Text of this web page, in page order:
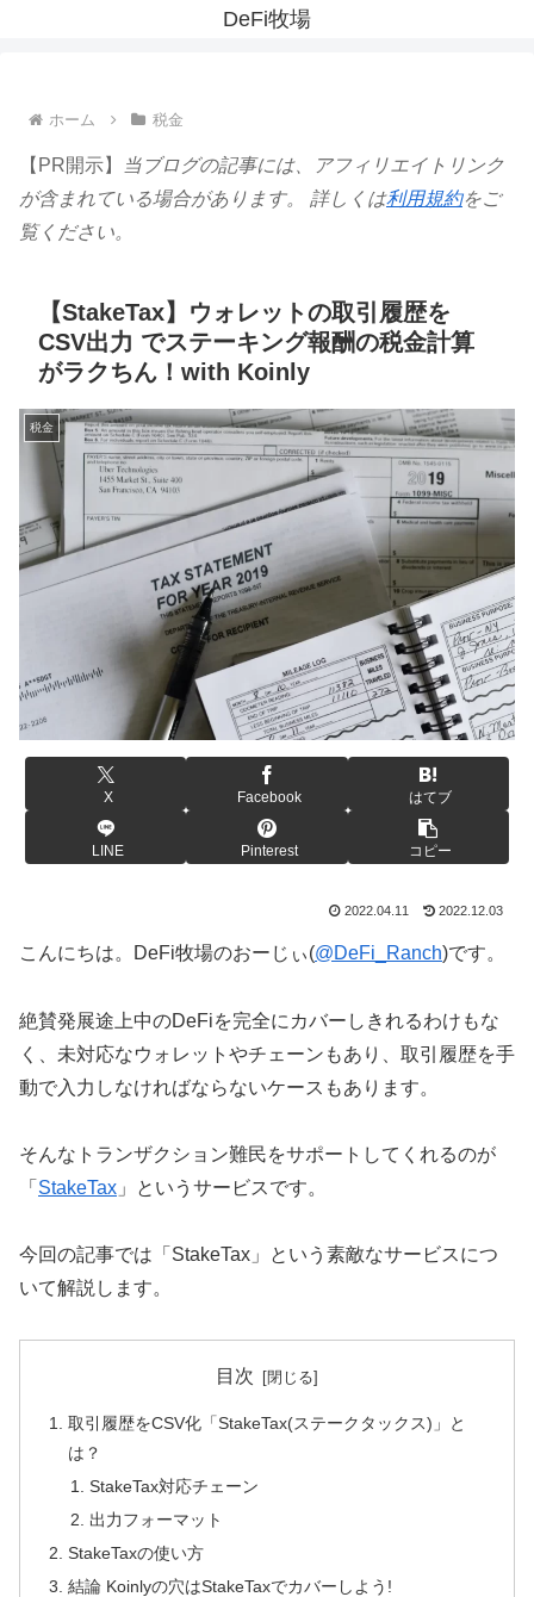
DeFi牧場
ホーム 税金
【PR開示】
当ブログの記事には、アフィリエイトリンク
が含まれている場合があります。 詳しくは利用規約をご
覧ください。
【StakeTax】ウォレットの取引履歴を
CSV出力 でステーキング報酬の税金計算
がラクちん！with Koinly
税金
X Facebook はてブ
LINE Pinterest コピー
2022.04.11 2022.12.03
こんにちは。DeFi牧場のおーじぃ(@DeFi_Ranch)です。
絶賛発展途上中のDeFiを完全にカバーしきれるわけもな
く、未対応なウォレットやチェーンもあり、取引履歴を手
動で入力しなければならないケースもあります。
そんなトランザクション難民をサポートしてくれるのが
「 StakeTax 」というサービスです。
今回の記事では「StakeTax」という素敵なサービスにつ
いて解説します。
目次
取引履歴をCSV化「StakeTax(ステークタックス)」と
は？
StakeTax対応チェーン
出力フォーマット
StakeTaxの使い方
結論 Koinlyの穴はStakeTaxでカバーしよう!